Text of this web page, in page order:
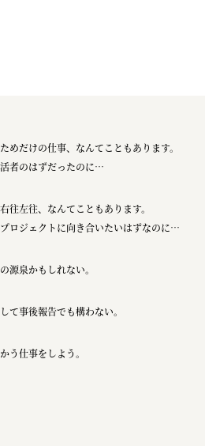
めだけの仕事、なんてこともあります。
者のはずだったのに…
往左往、なんてこともあります。
ロジェクトに向き合いたいはずなのに…
源泉かもしれない。
て事後報告でも構わない。
う仕事をしよう。